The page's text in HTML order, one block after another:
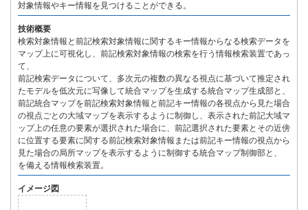
対象情報やキー情報を見つけることができる。
技術概要
検索対象情報と前記検索対象情報に関するキー情報からなる検索データを
マップ上に可視化し、前記検索対象情報の検索を行う情報検索装置であっ
て、
前記検索データについて、多次元の複数の異なる視点に基づいて推定され
たモデルを低次元に写像して統合マップを生成する統合マップ生成部と、
前記統合マップを前記検索対象情報と前記キー情報の各視点から見た場合
の視点ごとの大域マップを表示するように制御し、表示された前記大域マ
ップ上の任意の要素が選択された場合に、前記選択された要素とその近傍
に位置する要素に関する前記検索対象情報または前記キー情報の視点から
見た場合の局所マップを表示するように制御する統合マップ制御部と、
を備える情報検索装置。
イメージ図